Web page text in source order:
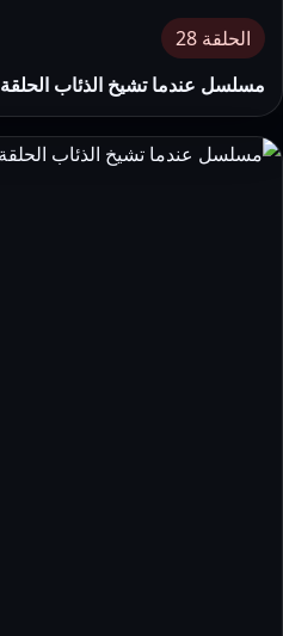
الحلقة 28
مسلسل عندما تشيخ الذئاب الحلقة 28 HD